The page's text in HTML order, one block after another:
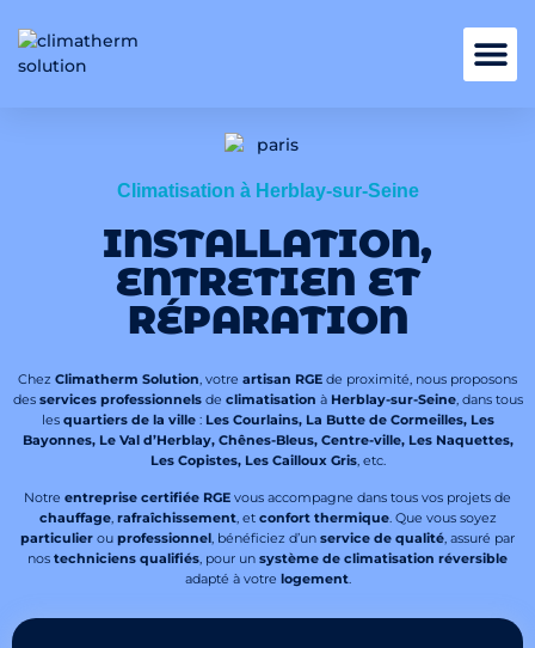
Climatisation à Herblay-sur-Seine
INSTALLATION,
ENTRETIEN ET
RÉPARATION
Chez Climatherm Solution , votre artisan RGE de proximité, nous proposons
des services professionnelsde climatisation à Herblay-sur-Seine, dans tous
les quartiers de la ville: Les Courlains, La Butte de Cormeilles, Les
Bayonnes, Le Val d’Herblay, Chênes-Bleus, Centre-ville, Les Naquettes,
Les Copistes, Les Cailloux Gris, etc.
Notre entreprise certifiée RGE vous accompagne dans tous vos projets de
chauffage, rafraîchissement, et confort thermique. Que vous soyez
particulier ou professionnel, bénéficiez d’un service de qualité, assuré par
nos techniciens qualifiés, pour un système de climatisation réversible
adapté à votre logement.